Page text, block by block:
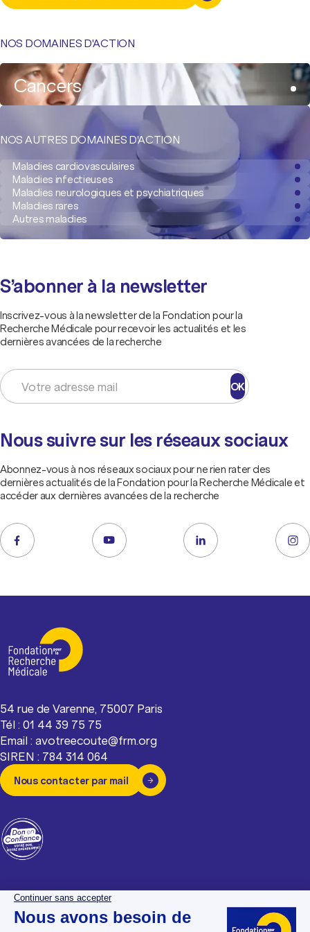
NOS DOMAINES D'ACTION
Cancers
NOS AUTRES DOMAINES D'ACTION
Maladies cardiovasculaires
Maladies infectieuses
Maladies neurologiques et psychiatriques
Maladies rares
Autres maladies
S’abonner à la newsletter
Inscrivez-vous à la newsletter de la Fondation pour la
Recherche Médicale pour recevoir les actualités et les
dernières avancées de la recherche
OK
Nous suivre sur les réseaux sociaux
Abonnez-vous à nos réseaux sociaux pour ne rien rater des
dernières actualités de la Fondation pour la Recherche Médicale et
accéder aux dernières avancées de la recherche
54 rue de Varenne, 75007 Paris
Tél : 01 44 39 75 75
Email : avotreecoute@frm.org
SIREN : 784 314 064
Nous contacter par mail
La Fondation pour la
Recherche Médicale
Espace chercheurs